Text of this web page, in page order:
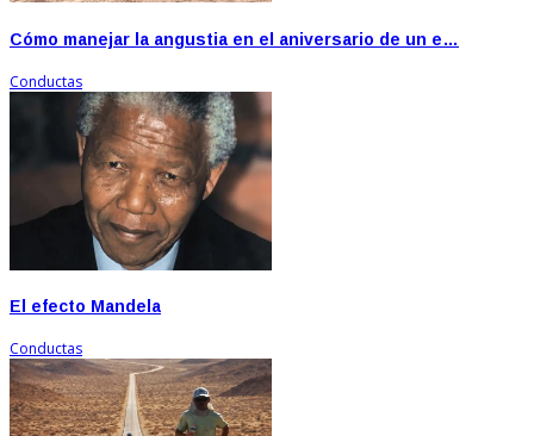
Cómo manejar la angustia en el aniversario de un e…
Conductas
El efecto Mandela
Conductas